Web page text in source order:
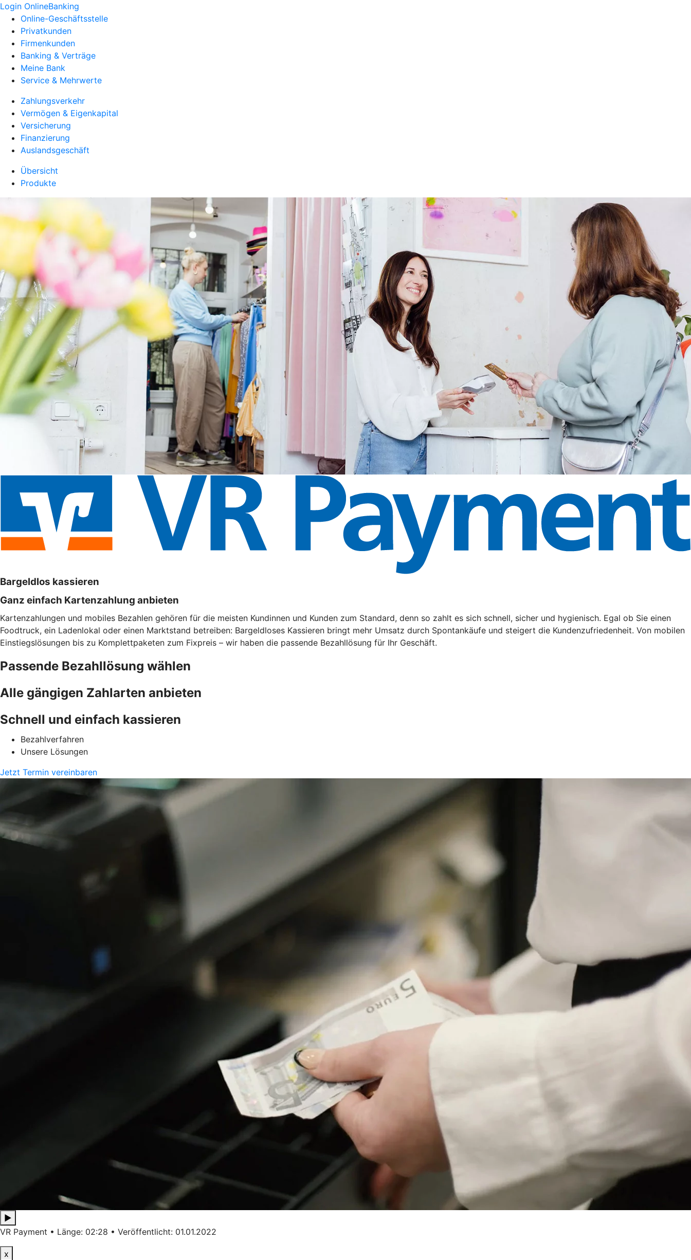
Login OnlineBanking
Online-Geschäftsstelle
Privatkunden
Firmenkunden
Banking & Verträge
Meine Bank
Service & Mehrwerte
Zahlungsverkehr
Vermögen & Eigenkapital
Versicherung
Finanzierung
Auslandsgeschäft
Übersicht
Produkte
Bargeldlos kassieren
Ganz einfach Kartenzahlung anbieten
Kartenzahlungen und mobiles Bezahlen gehören für die meisten Kundinnen und Kunden zum Standard, denn so zahlt es sich schnell, sicher und hygienisch. Egal ob Sie einen
Foodtruck, ein Ladenlokal oder einen Marktstand betreiben: Bargeldloses Kassieren bringt mehr Umsatz durch Spontankäufe und steigert die Kundenzufriedenheit. Von mobilen
Einstiegslösungen bis zu Komplettpaketen zum Fixpreis – wir haben die passende Bezahllösung für Ihr Geschäft.
Passende Bezahllösung wählen
Alle gängigen Zahlarten anbieten
Schnell und einfach kassieren
Bezahlverfahren
Unsere Lösungen
Jetzt Termin vereinbaren
▶
VR Payment • Länge: 02:28 • Veröffentlicht: 01.01.2022
x